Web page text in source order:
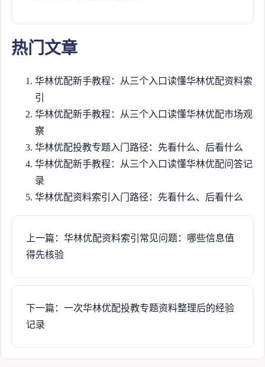
热门文章
华林优配新手教程：从三个入口读懂华林优配资料索
引
华林优配新手教程：从三个入口读懂华林优配市场观
察
华林优配投教专题入门路径：先看什么、后看什么
华林优配新手教程：从三个入口读懂华林优配问答记
录
华林优配资料索引入门路径：先看什么、后看什么
上一篇：华林优配资料索引常见问题：哪些信息值
得先核验
下一篇：一次华林优配投教专题资料整理后的经验
记录